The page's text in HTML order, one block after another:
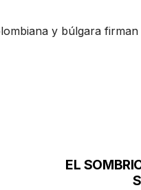
y búlgara
EL